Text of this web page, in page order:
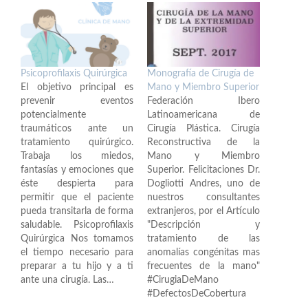
Psicoprofilaxis Quirúrgica
El objetivo principal es
prevenir eventos
potencialmente
traumáticos ante un
tratamiento quirúrgico.
Trabaja los miedos,
fantasías y emociones que
éste despierta para
permitir que el paciente
pueda transitarla de forma
saludable. Psicoprofilaxis
Quirúrgica Nos tomamos
el tiempo necesario para
preparar a tu hijo y a ti
ante una cirugía. Las…
Monografía de Cirugía de
Mano y Miembro Superior
Federación Ibero
Latinoamericana de
Cirugía Plástica. Cirugía
Reconstructiva de la
Mano y Miembro
Superior. Felicitaciones Dr.
Dogliotti Andres, uno de
nuestros consultantes
extranjeros, por el Artículo
"Descripción y
tratamiento de las
anomalías congénitas mas
frecuentes de la mano"
#CirugiaDeMano
#DefectosDeCobertura